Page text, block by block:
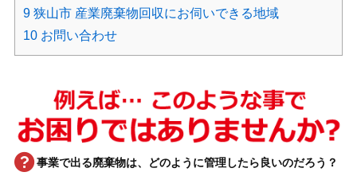
9 狭山市 産業廃棄物回収にお伺いできる地域
10 お問い合わせ
事業で出る廃棄物は、どのように管理したら良いのだろう？